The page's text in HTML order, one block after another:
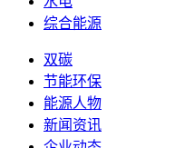
综合能源
双碳
节能环保
能源人物
新闻资讯